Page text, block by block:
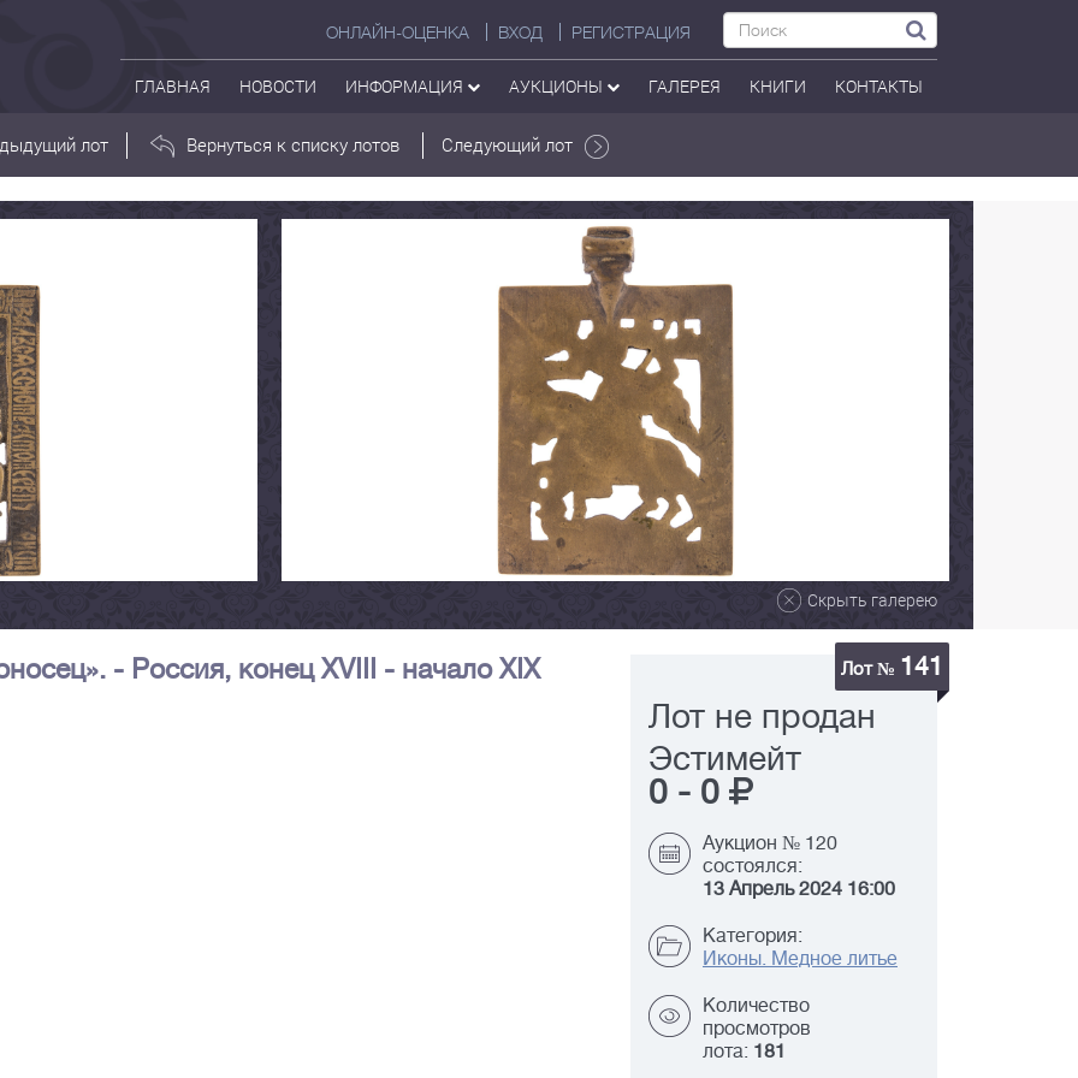
ОНЛАЙН-ОЦЕНКА ВХОД РЕГИСТРАЦИЯ
ГЛАВНАЯ НОВОСТИ ИНФОРМАЦИЯ АУКЦИОНЫ ГАЛЕРЕЯ КНИГИ КОНТАКТЫ
лот Вернуться к списку лотов Следующий лот
Скрыть галерею
- Россия, конец XVIII - начало XIX Лот № 141
Лот не продан
Эстимейт
0 - 0
Аукцион № 120
состоялся:
13 Апрель 2024 16:00
Категория:
Иконы. Медное литье
Количество
просмотров
лота: 181